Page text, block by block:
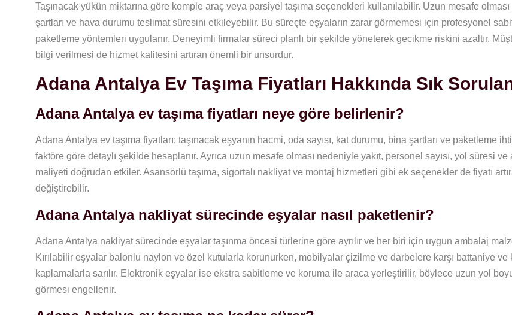
Taşınacak yükün miktarına göre komple araç veya parsiyel taşıma seçenekleri kullanılabilir. Uzun mesafe
şartları ve hava durumu teslimat süresini etkileyebilir. Bu süreçte eşyaların zarar görmemesi için profesyonel
paketleme yöntemleri uygulanır. Deneyimli firmalar süreci planlı bir şekilde yöneterek gecikme riskini azaltır.
bilgi verilmesi de hizmet kalitesini artıran önemli bir unsurdur.
Adana Antalya Ev Taşıma Fiyatları Hakkında Sık
Adana Antalya ev taşıma fiyatları neye göre belirlenir?
Adana Antalya ev taşıma fiyatları; taşınacak eşyanın hacmi, oda sayısı, kat durumu, bina şartları ve paketleme
faktöre göre detaylı şekilde hesaplanır. Ayrıca uzun mesafe olması nedeniyle yakıt, personel sayısı, yol süresi ve
maliyeti doğrudan etkiler. Asansörlü taşıma, sigortalı nakliyat ve montaj hizmetleri gibi ek seçenekler de fiyatı
değiştirebilir.
Adana Antalya nakliyat sürecinde eşyalar nasıl paketlenir?
Adana Antalya nakliyat sürecinde eşyalar taşınma öncesi türlerine göre ayrılır ve her biri için uygun ambalaj
Kırılabilir eşyalar balonlu naylon ve özel kutularla korunurken, mobilyalar çizilme ve darbelere karşı battaniye ve
kaplamalarla sarılır. Elektronik eşyalar ise ekstra sabitleme ve koruma ile araca yerleştirilir, böylece uzun yol
görmesi engellenir.